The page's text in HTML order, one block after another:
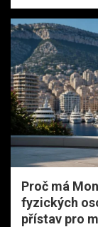
Proč má
fyzických
přístav pro